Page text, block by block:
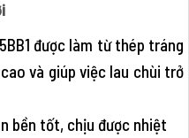
được làm từ thép tráng
và giúp việc lau chùi trở